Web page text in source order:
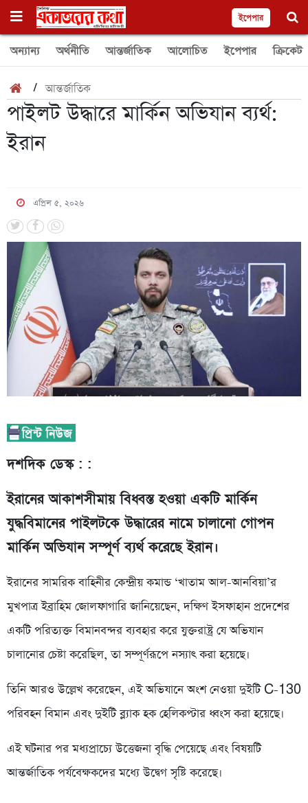
ইপেপার
অন্যান্য অর্থনীতি আন্তর্জাতিক আলোচিত ইপেপার ক্রিকেট
/আন্তর্জাতিক
পাইলট উদ্ধারে মার্কিন অভিযান ব্যর্থ:
ইরান
এপ্রিল ৫, ২০২৬
দশদিক ডেস্ক : :
ইরানের আকাশসীমায় বিধ্বস্ত হওয়া একটি মার্কিন
যুদ্ধবিমানের পাইলটকে উদ্ধারের নামে চালানো গোপন
মার্কিন অভিযান সম্পূর্ণ ব্যর্থ করেছে ইরান।
ইরানের সামরিক বাহিনীর কেন্দ্রীয় কমান্ড ‘খাতাম আল-আনবিয়া’র
মুখপাত্র ইব্রাহিম জোলফাগারি জানিয়েছেন, দক্ষিণ ইসফাহান প্রদেশের
একটি পরিত্যক্ত বিমানবন্দর ব্যবহার করে যুক্তরাষ্ট্র যে অভিযান
চালানোর চেষ্টা করেছিল, তা সম্পূর্ণরূপে নস্যাৎ করা হয়েছে।
তিনি আরও উল্লেখ করেছেন, এই অভিযানে অংশ নেওয়া দুইটি C-130
পরিবহন বিমান এবং দুইটি ব্ল্যাক হক হেলিকপ্টার ধ্বংস করা হয়েছে।
এই ঘটনার পর মধ্যপ্রাচ্যে উত্তেজনা বৃদ্ধি পেয়েছে এবং বিষয়টি
আন্তর্জাতিক পর্যবেক্ষকদের মধ্যে উদ্বেগ সৃষ্টি করেছে।